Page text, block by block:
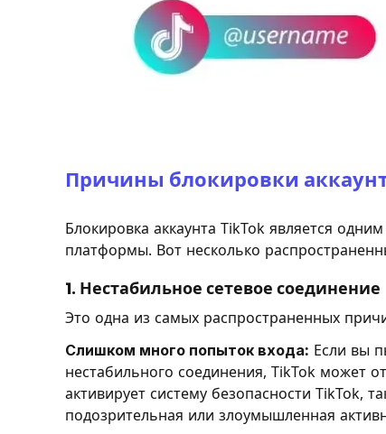
Причины блокировки
Блокировка аккаунта TikTok является
платформы. Вот несколько
1. Нестабильное сетевое соединение
Это одна из самых распространенных
Слишком много попыток входа: Если вы
нестабильного соединения, TikTok может
активирует систему безопасности TikTok,
подозрительная или злоумышленная